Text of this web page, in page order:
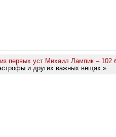
первых уст Михаил Лампик – 102
и других важных вещах.»